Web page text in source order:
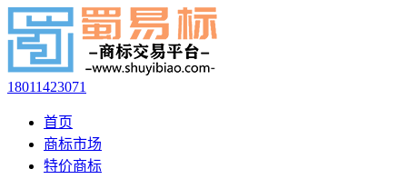
18011423071
首页
商标市场
特价商标